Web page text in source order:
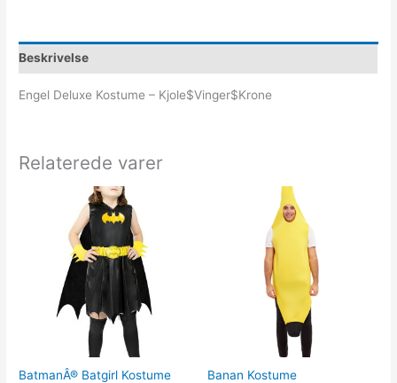
Beskrivelse
Engel Deluxe Kostume – Kjole$Vinger$Krone
Relaterede varer
BatmanÂ® Batgirl Kostume
Banan Kostume